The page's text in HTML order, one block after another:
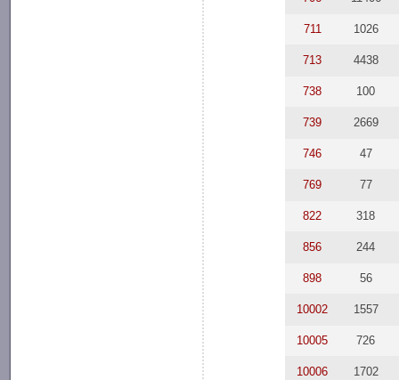
711 1026
713 4438
738 100
739 2669
746 47
769 77
822 318
856 244
898 56
10002 1557
10005 726
10006 1702